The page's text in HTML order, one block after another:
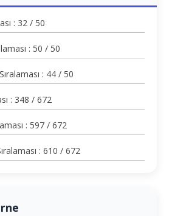
: 32 / 50
: 50 / 50
: 44 / 50
: 348 / 672
: 597 / 672
: 610 / 672